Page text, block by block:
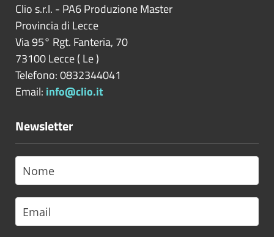
Clio s.r.l. - PA6 Produzione Master
Provincia di Lecce
Via 95° Rgt. Fanteria, 70
73100Lecce( Le)
Telefono: 0832344041
Email: info@clio.it
Newsletter